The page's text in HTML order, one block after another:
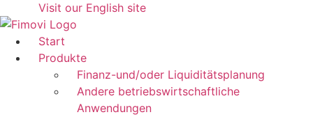
Visit our English site
Start
Produkte
Finanz-und/oder Liquiditätsplanung
Andere betriebswirtschaftliche
Anwendungen